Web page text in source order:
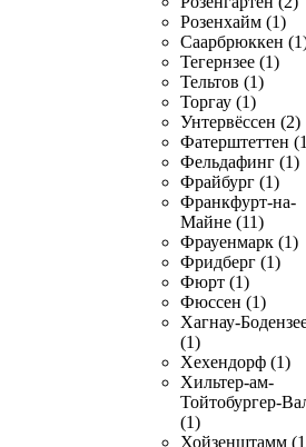
Розенхайм (1)
Саарбрюккен
Тегернзее (1)
Тельтов (1)
Торгау (1)
Унтервёссен (2)
Фатерштеттен
Фельдафинг (1)
Фрайбург (1)
Франкфурт-на-
Майне (11)
Фрауенмарк (1)
Фридберг (1)
Фюрт (1)
Фюссен (1)
Хагнау-
(1)
Хехендорф (1)
Хильтер-ам-
Тойтобургер-
(1)
Хойзенштамм